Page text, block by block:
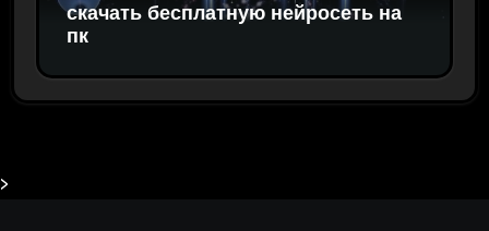
скачать бесплатную нейросеть на
пк
>